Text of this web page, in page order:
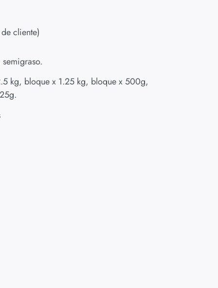
cliente)
kg, bloque x 1.25 kg, bloque x 500g,